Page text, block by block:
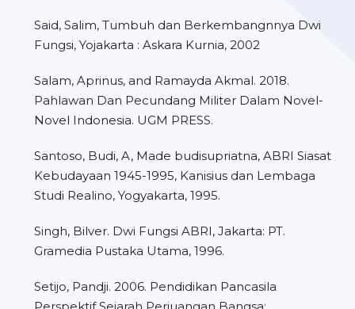
Said, Salim, Tumbuh dan Berkembangnnya Dwi
Fungsi, Yojakarta : Askara Kurnia, 2002
Salam, Aprinus, and Ramayda Akmal. 2018.
Pahlawan Dan Pecundang Militer Dalam Novel-
Novel Indonesia. UGM PRESS.
Santoso, Budi, A, Made budisupriatna, ABRI Siasat
Kebudayaan 1945-1995, Kanisius dan Lembaga
Studi Realino, Yogyakarta, 1995.
Singh, Bilver. Dwi Fungsi ABRI, Jakarta: PT.
Gramedia Pustaka Utama, 1996.
Setijo, Pandji. 2006. Pendidikan Pancasila